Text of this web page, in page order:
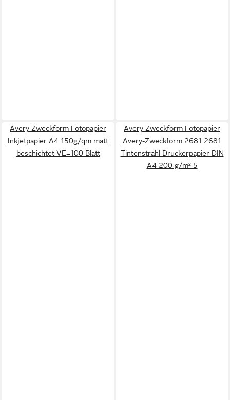
Avery Zweckform Fotopapier
Inkjetpapier A4 150g/qm matt
beschichtet VE=100 Blatt
Avery Zweckform Fotopapier
Avery-Zweckform 2681 2681
Tintenstrahl Druckerpapier DIN
A4 200 g/m² 5